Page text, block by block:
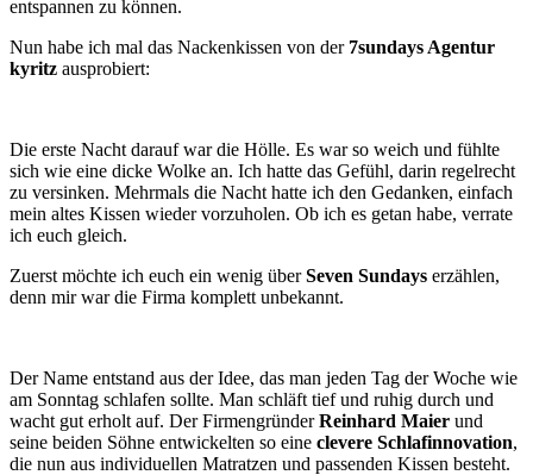
entspannen zu können.
Nun habe ich mal das Nackenkissen von der 7sundays Agentur
kyritz ausprobiert:
Die erste Nacht darauf war die Hölle. Es war so weich und fühlte
sich wie eine dicke Wolke an. Ich hatte das Gefühl, darin regelrecht
zu versinken. Mehrmals die Nacht hatte ich den Gedanken, einfach
mein altes Kissen wieder vorzuholen. Ob ich es getan habe, verrate
ich euch gleich.
Zuerst möchte ich euch ein wenig überSeven Sundays erzählen,
denn mir war die Firma komplett unbekannt.
Der Name entstand aus der Idee, das man jeden Tag der Woche wie
am Sonntag schlafen sollte. Man schläft tief und ruhig durch und
wacht gut erholt auf. Der FirmengründerReinhard Maier und
seine beiden Söhne entwickelten so eine clevere Schlafinnovation,
die nun aus individuellen Matratzen und passenden Kissen besteht.